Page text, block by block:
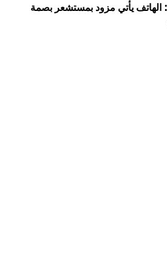
الهاتف يأتي مزود بمستشعر بصمة